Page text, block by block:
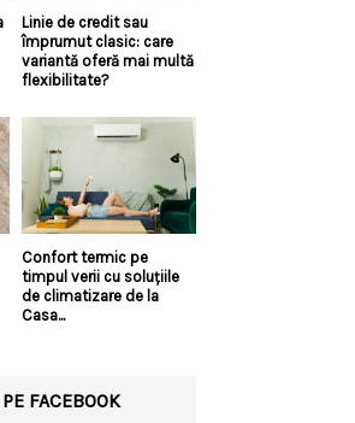
Linie de credit sau
împrumut clasic: care
variantă oferă mai multă
flexibilitate?
Confort termic pe
timpul verii cu soluțiile
de climatizare de la
Casa...
FACEBOOK